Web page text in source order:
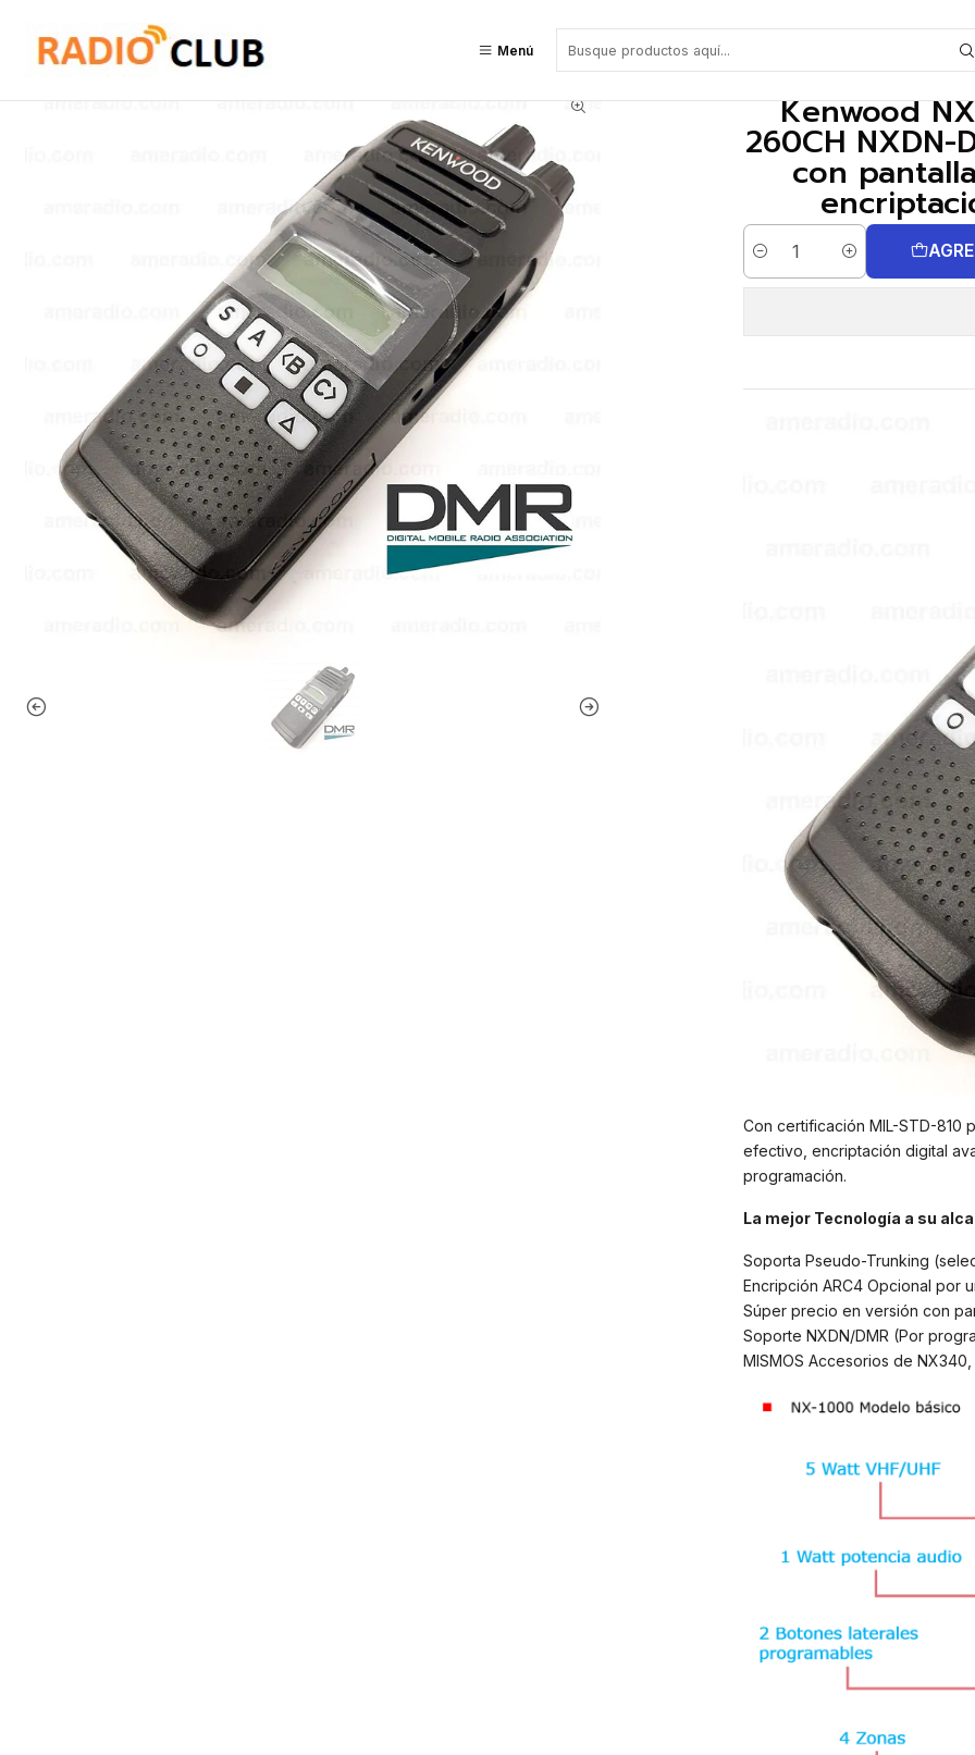
Menú
Radios Económicas
Kenwood
260CH
con
Cantidad
Con certificación MIL-STD-810
efectivo, encriptación digital
programación.
La mejor Tecnología a su
Soporta Pseudo-Trunking
Encripción ARC4 Opcional por
Súper precio en versión con
Soporte NXDN/DMR (Por
MISMOS Accesorios de